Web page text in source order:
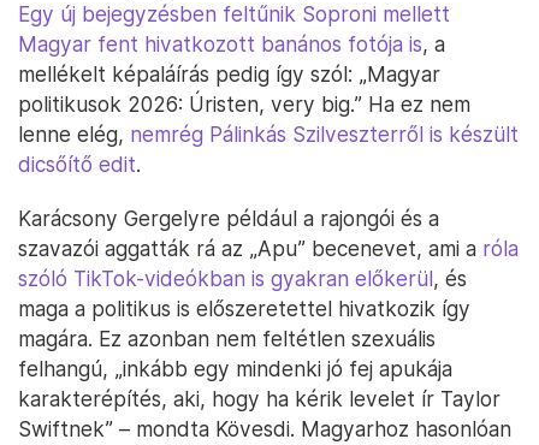
Egy új bejegyzésben feltűnik Soproni mellett
Magyar fent hivatkozott banános fotója is, a
mellékelt képaláírás pedig így szól: „Magyar
politikusok 2026: Úristen, very big.” Ha ez nem
lenne elég, nemrég Pálinkás Szilveszterről is készült
dicsőítő edit.
Karácsony Gergelyre például a rajongói és a
szavazói aggatták rá az „Apu” becenevet, ami a róla
szóló TikTok-videókban is gyakran előkerül, és
maga a politikus is előszeretettel hivatkozik így
magára. Ez azonban nem feltétlen szexuális
felhangú, „inkább egy mindenki jó fej apukája
karakterépítés, aki, hogy ha kérik levelet ír Taylor
Swiftnek” – mondta Kövesdi. Magyarhoz hasonlóan